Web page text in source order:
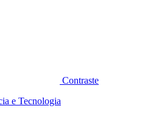
Contraste
e Tecnologia